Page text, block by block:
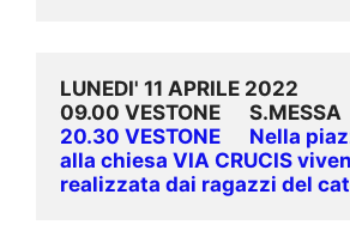
LUNEDI' 11 APRILE 2022
09.00 VESTONE
      S.MESSA
20.30 VESTONE      Nella
alla chiesa VIA CRUCIS
realizzata dai ragazzi del